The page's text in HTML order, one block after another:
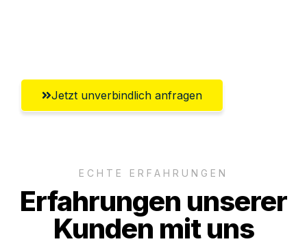
Jetzt unverbindlich anfragen
ECHTE ERFAHRUNGEN
Erfahrungen unserer
Kunden mit uns